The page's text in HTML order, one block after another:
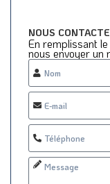
NOUS
En remplissant
nous envoyer un